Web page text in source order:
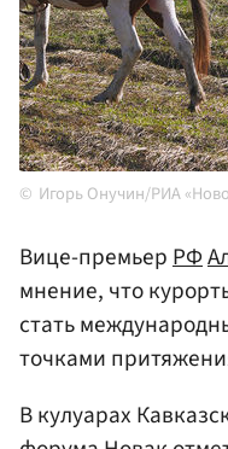
Игорь Онучин/РИА
Вице-премьерРФ
мнение, что
стать
точками
В кулуарах